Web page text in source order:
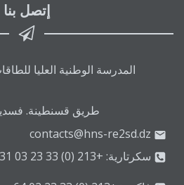
إتصل بنا
المدرسة الوطنية العليا
طريق قسنطينة. فسديس ، باتنة
contacts@hns-re2sd.dz
سكرتارية: +213 (0) 33 23 03 31